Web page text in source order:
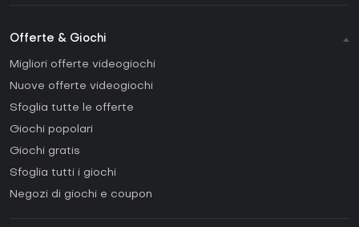
Offerte & Giochi
Migliori offerte videogiochi
Nuove offerte videogiochi
Sfoglia tutte le offerte
Giochi popolari
Giochi gratis
Sfoglia tutti i giochi
Negozi di giochi e coupon